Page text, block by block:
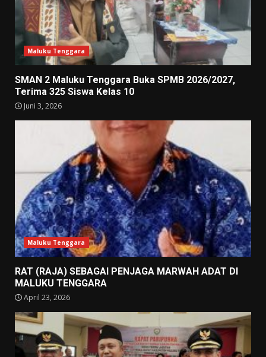
Maluku Tenggara
SMAN 2 Maluku Tenggara Buka SPMB 2026/2027,
Terima 325 Siswa Kelas 10
Juni 3, 2026
Maluku Tenggara
RAT (RAJA) SEBAGAI PENJAGA MARWAH ADAT DI
MALUKU TENGGARA
April 23, 2026